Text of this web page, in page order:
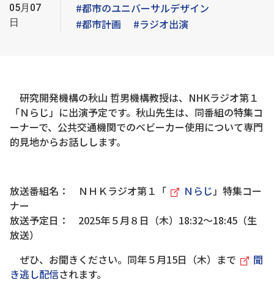
05月07
日
#都市のユニバーサルデザイン
#都市計画
#ラジオ出演
研究開発機構の秋山 哲男機構教授は、NHKラジオ第１
「Ｎらじ」に出演予定です。秋山先生は、同番組の特集コ
ーナーで、公共交通機関でのベビーカー使用について専門
的見地からお話しします。
放送番組名： ＮＨＫラジオ第１「 Ｎらじ」特集コー
ナー
放送予定日： 2025年５月８日（木）18:32～18:45（生
放送）
ぜひ、お聞きください。同年５月15日（木）まで
聞
き逃し配信されます。